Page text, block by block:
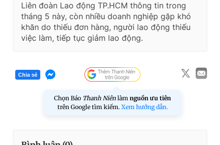
Liên đoàn Lao động TP.HCM thông tin trong
tháng 5 này, còn nhiều doanh nghiệp gặp khó
khăn do thiếu đơn hàng, người lao động thiếu
việc làm, tiếp tục giảm lao động.
Chia sẻ
Chọn Báo Thanh Niên làm nguồn ưu tiên
trên Google tìm kiếm. Xem hướng dẫn.